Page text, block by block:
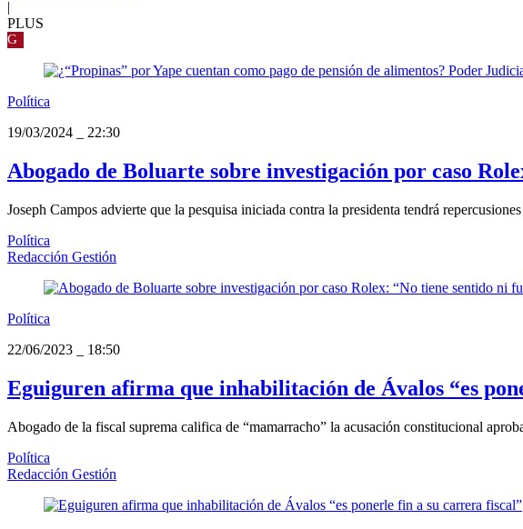
PLUS
G
Política
19/03/2024
22:30
Abogado de Boluarte sobre investigación por caso
Joseph Campos advierte que la pesquisa iniciada contra la presidenta tendrá
Política
Redacción Gestión
Política
22/06/2023
18:50
Eguiguren afirma que inhabilitación de Ávalos “es
Abogado de la fiscal suprema califica de “mamarracho” la acusación constitucional
Política
Redacción Gestión